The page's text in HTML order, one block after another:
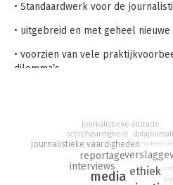
• Standaardwerk voor de
• uitgebreid en met geheel
• voorzien van vele
dilemma’s.
alle media: print, online, radio- en
maken studenten kennis met de
journalistieke proces. Aan de hand
praktijkvoorbeelden, oefeningen
het journalistieke vak inhoudt. De
media ethiek
interviews
reportage
journalistieke vaardigheden
schrijfvaardigheid
journalistieke attitude
mobiele